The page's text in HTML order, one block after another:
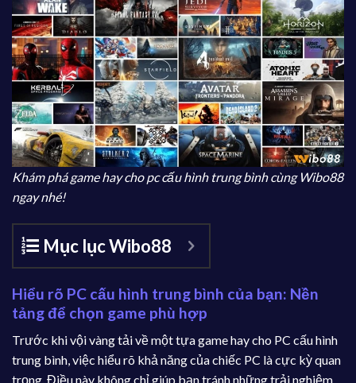
Khám phá game hay cho pc cấu hình trung bình cùng Wibo88
ngay nhé!
Mục lục Wibo88
Hiểu rõ PC cấu hình trung bình của bạn: Nền
tảng để chọn game phù hợp
Trước khi vội vàng tải về một tựa game hay cho PC cấu hình
trung bình, việc hiểu rõ khả năng của chiếc PC là cực kỳ quan
trọng. Điều này không chỉ giúp bạn tránh những trải nghiệm